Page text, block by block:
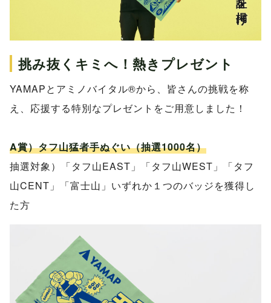
挑み抜くキミへ！熱きプレゼント
YAMAPとアミノバイタル®から、皆さんの挑戦を称
え、応援する特別なプレゼントをご用意しました！
A賞）タフ山猛者手ぬぐい（抽選1000名）
抽選対象）「タフ山EAST」「タフ山WEST」「タフ
山CENT」「富士山」いずれか１つのバッジを獲得し
た方